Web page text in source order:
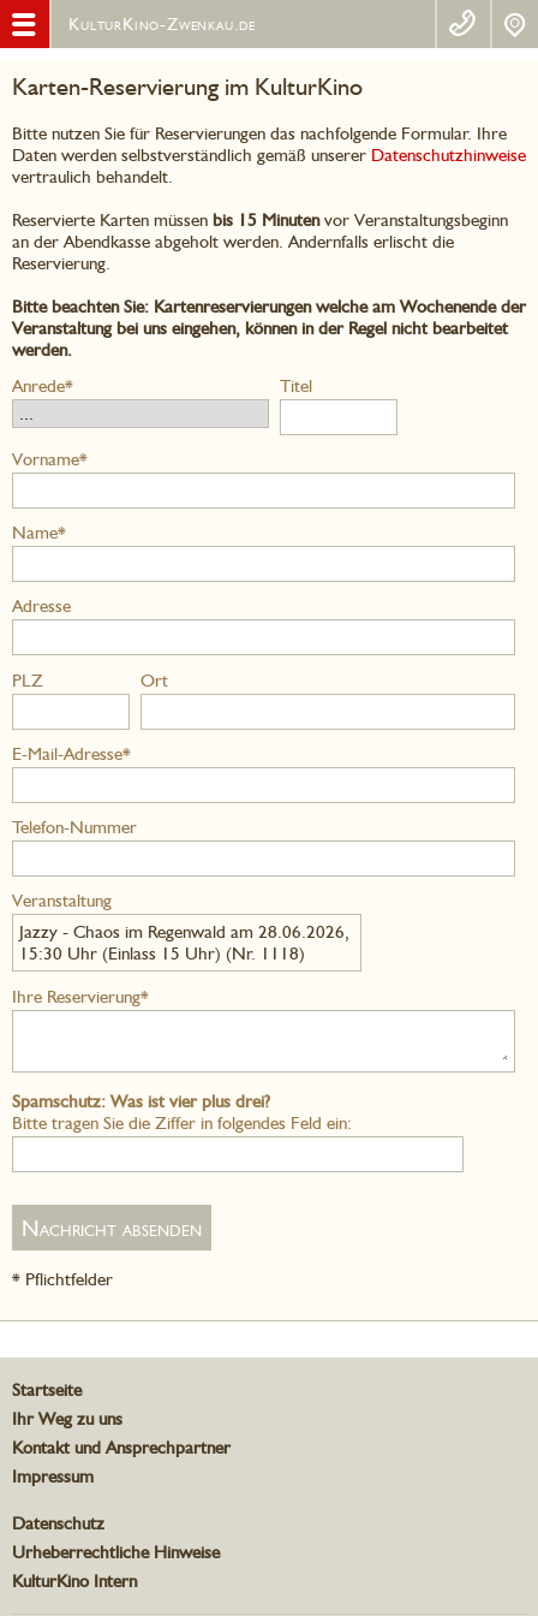
KulturKino-Zwenkau.de
Karten-Reservierung im KulturKino
Bitte nutzen Sie für Reservierungen das nachfolgende Formular. Ihre
Daten werden selbstverständlich gemäß unserer Datenschutzhinweise
vertraulich behandelt.
Reservierte Karten müssen bis 15 Minutenvor Veranstaltungsbeginn
an der Abendkasse abgeholt werden. Andernfalls erlischt die
Reservierung.
Bitte beachten Sie: Kartenreservierungen welche am Wochenende der
Veranstaltung bei uns eingehen, können in der Regel nicht bearbeitet
werden.
Anrede*
Titel
Vorname*
Name*
Adresse
PLZ Ort
E-Mail-Adresse*
Telefon-Nummer
Veranstaltung
Jazzy - Chaos im Regenwald am 28.06.2026,
15:30 Uhr (Einlass 15 Uhr) (Nr. 1118)
Ihre Reservierung*
Spamschutz: Was ist vier plus drei?
Bitte tragen Sie die Ziffer in folgendes Feld ein:
* Pflichtfelder
Startseite
Ihr Weg zu uns
Kontakt und Ansprechpartner
Impressum
Datenschutz
Urheberrechtliche Hinweise
KulturKino Intern